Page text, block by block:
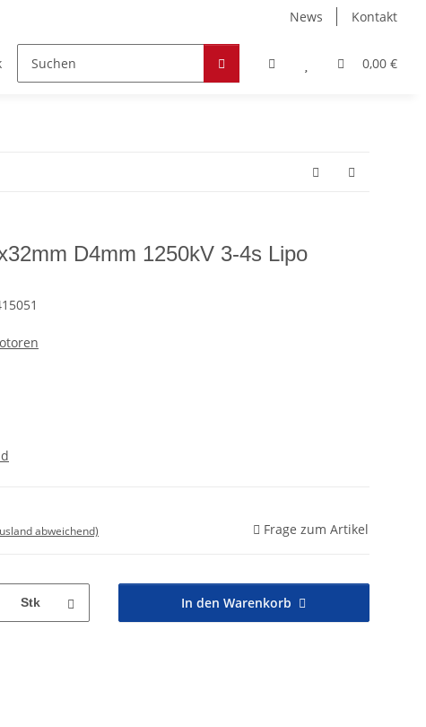
News Kontakt
0,00 €
Zubehör Hobby & Freizeit Werkstoffe
D4mm 1250kV 3-4s Lipo
abweichend) Frage zum Artikel
Stk In den Warenkorb